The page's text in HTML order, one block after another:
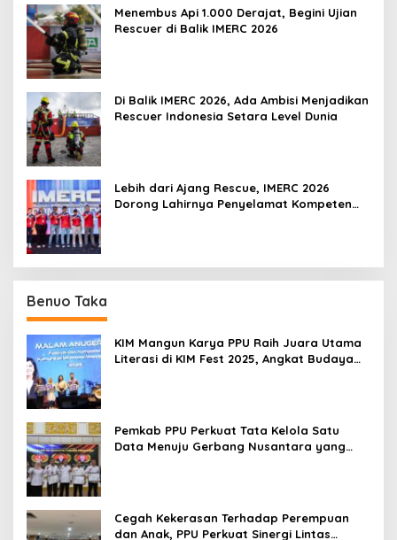
Menembus Api 1.000 Derajat, Begini Ujian
Rescuer di Balik IMERC 2026
Di Balik IMERC 2026, Ada Ambisi Menjadikan
Rescuer Indonesia Setara Level Dunia
Lebih dari Ajang Rescue, IMERC 2026
Dorong Lahirnya Penyelamat Kompeten
Benuo Taka
KIM Mangun Karya PPU Raih Juara Utama
Literasi di KIM Fest 2025, Angkat Budaya
Pemkab PPU Perkuat Tata Kelola Satu
Data Menuju Gerbang Nusantara yang
Cegah Kekerasan Terhadap Perempuan
dan Anak, PPU Perkuat Sinergi Lintas